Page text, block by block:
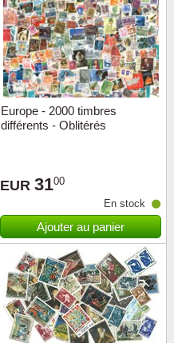
Europe - 2000 timbres
différents - Oblitérés
EUR 3100
En stock
Ajouter au panier